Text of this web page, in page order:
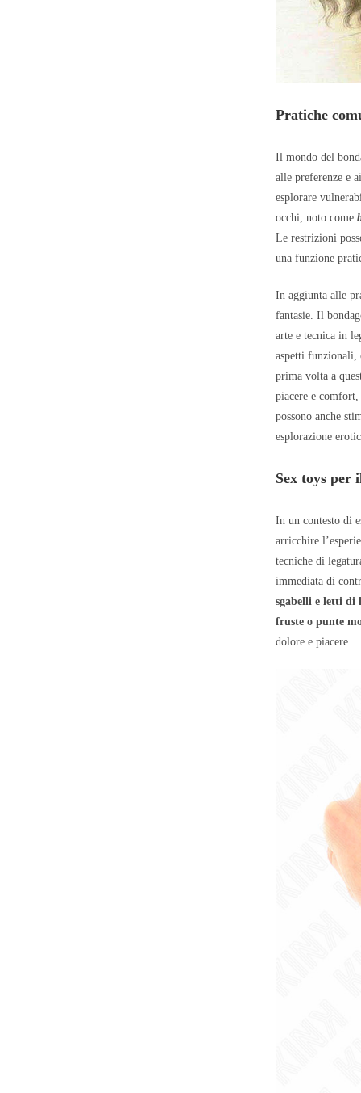
Pratiche
Il mondo del
alle preferenze e
esplorare
occhi, noto come
Le restrizioni
una funzione
In aggiunta alle
fantasie. Il
arte e tecnica in
aspetti funzionali,
prima volta a
piacere e comfort,
possono anche
esplorazione
Sex toys per
In un contesto di
arricchire
tecniche di
immediata di
sgabelli e letti di
fruste o punte
dolore e piacere.